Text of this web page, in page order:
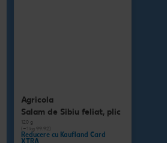
Agricola
Salam de Sibiu feliat, plic
120 g
(=1 kg 99.92)
Reducere cu Kaufland Card